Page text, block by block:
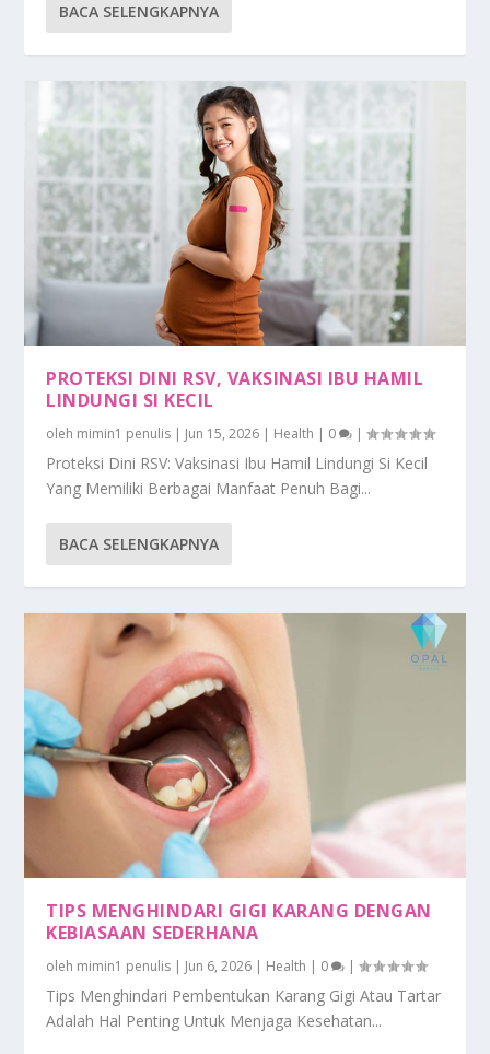
BACA SELENGKAPNYA
PROTEKSI DINI RSV, VAKSINASI IBU HAMIL
LINDUNGI SI KECIL
oleh mimin1 penulis | Jun 15, 2026 | Health | 0 |
Proteksi Dini RSV: Vaksinasi Ibu Hamil Lindungi Si Kecil
Yang Memiliki Berbagai Manfaat Penuh Bagi...
BACA SELENGKAPNYA
TIPS MENGHINDARI GIGI KARANG DENGAN
KEBIASAAN SEDERHANA
oleh mimin1 penulis | Jun 6, 2026 | Health | 0 |
Tips Menghindari Pembentukan Karang Gigi Atau Tartar
Adalah Hal Penting Untuk Menjaga Kesehatan...